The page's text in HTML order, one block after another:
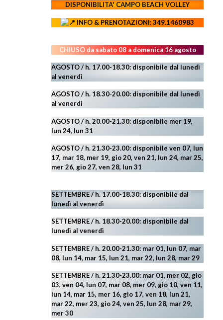
DISPONIBILITA' CAMPOBEACH VOLLEY
INFO & PRENOTAZIONI: 349.1460983
CHIUSO da sabato 08 a domenica 16 agosto
AGOSTO / h. 17.00-18.30: disponibile dal lunedì
al venerdì
AGOSTO/ h. 18.30-20.00: disponibile dal lunedì
al venerdì
AGOSTO / h. 20.00-21.30: disponibile mer 19,
lun 24, lun 31
AGOSTO/ h. 21.30-23.00: disponibile ven 07, lun
17, mar 18, mer 19, gio 20, ven 21, lun 24, mar 25,
mer 26, gio 27, ven 28, lun 31
SETTEMBRE / h. 17.00-18.30: disponibile dal
lunedì al venerdì
SETTEMBRE / h. 18.30-20.00: disponibile dal
lunedì al venerdì
SETTEMBRE / h. 20.00-21.30: mar 01, lun 07, mar
08, lun 14, mar 15, lun 21, mar 22, lun 28, mar 29
SETTEMBRE / h. 21.30-23.00: mar 01, mer 02, gio
03, ven 04, lun 07, mar 08, mer 09, gio 10, ven 11,
lun 14, mar 15, mer 16, gio 17, ven 18, lun 21,
mar 22, mer 23, gio 24, ven 25, lun 28, mar 29,
mer 30